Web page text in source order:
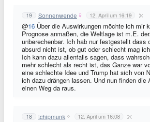
19 Sonnenwende 12. April um 16:19
@16 Über die Auswirkungen möchte ich mir
Prognose anmaßen, die Weltlage ist m.E.
unberechenbar. Ich hab nur festgestellt dass
absurd nicht ist, ob gut oder schlecht mag
Ich kann dazu allenfalls sagen, dass
mehr schlecht als recht ist, das Ganze war
eine schlechte Idee und Trump hat sich von
ich dazu drängen lassen. Und nun finden die
einen Weg da raus.
18 tchipmunk 12. April um 16:08